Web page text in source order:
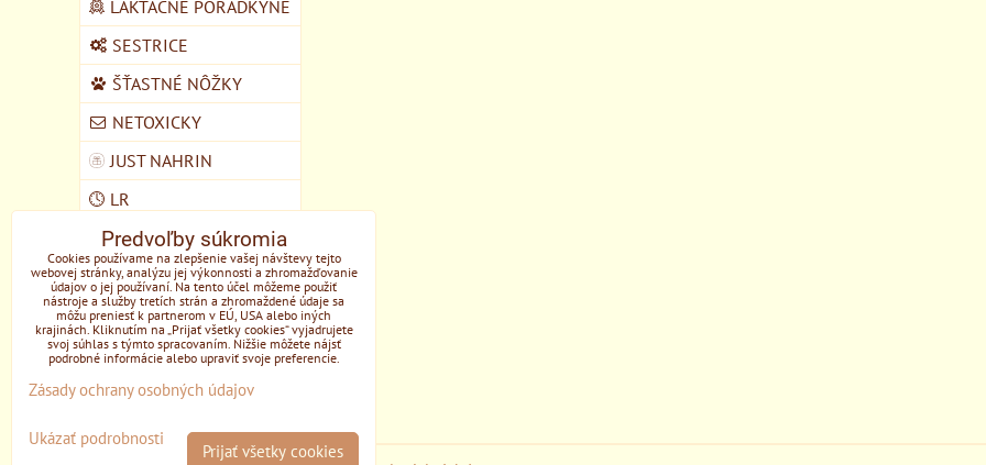
LAKTAČNÉ PORADKYNE
SESTRICE
ŠŤASTNÉ NÔŽKY
NETOXICKY
JUST NAHRIN
LR
VEGMART
MYCOMEDICA
DOMŠKOLA ŽIVOZEM
STUPAVA
Predvoľby súkromia
Cookies používame na zlepšenie vašej návštevy tejto
webovej stránky, analýzu jej výkonnosti a zhromažďovanie
údajov o jej používaní. Na tento účel môžeme použiť
nástroje a služby tretích strán a zhromaždené údaje sa
môžu preniesť k partnerom v EÚ, USA alebo iných
krajinách. Kliknutím na „Prijať všetky cookies“ vyjadrujete
svoj súhlas s týmto spracovaním. Nižšie môžete nájsť
podrobné informácie alebo upraviť svoje preferencie.
Zásady ochrany osobných údajov
Ukázať podrobnosti
Prijať všetky cookies